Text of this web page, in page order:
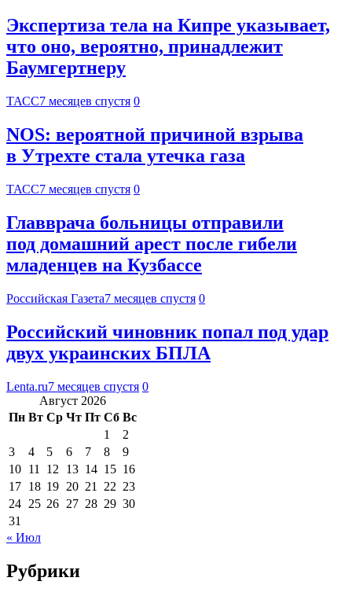
Экспертиза тела на Кипре указывает,
что оно, вероятно, принадлежит
Баумгертнеру
ТАСС7 месяцев спустя 0
NOS: вероятной причиной взрыва
в Утрехте стала утечка газа
ТАСС7 месяцев спустя 0
Главврача больницы отправили
под домашний арест после гибели
младенцев на Кузбассе
Российская Газета7 месяцев спустя 0
Российский чиновник попал под удар
двух украинских БПЛА
Lenta.ru7 месяцев спустя 0
Август 2026
Пн Вт Ср Чт Пт Сб Вс
1
2
3
4 5 6 7 8
9
10 11 12 13 14 15 16
17 18 19 20 21 22 23
24 25 26 27 28 29 30
31
« Июл
Рубрики